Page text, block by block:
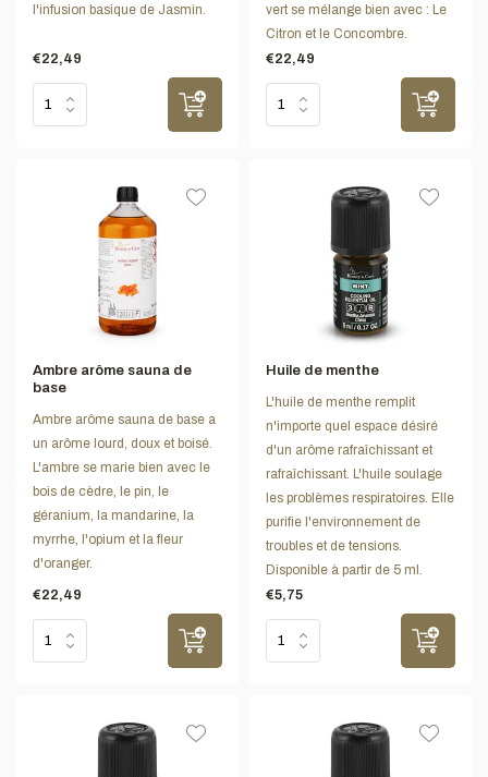
l'infusion basique de Jasmin.
€22,49
vert se mélange bien avec : Le
Citron et le Concombre.
€22,49
Ambre arôme sauna de
base
Ambre arôme sauna de base a
un arôme lourd, doux et boisé.
L'ambre se marie bien avec le
bois de cèdre, le pin, le
géranium, la mandarine, la
myrrhe, l'opium et la fleur
d'oranger.
€22,49
Huile de menthe
L'huile de menthe remplit
n'importe quel espace désiré
d'un arôme rafraîchissant et
rafraîchissant. L'huile soulage
les problèmes respiratoires. Elle
purifie l'environnement de
troubles et de tensions.
Disponible à partir de 5 ml.
€5,75